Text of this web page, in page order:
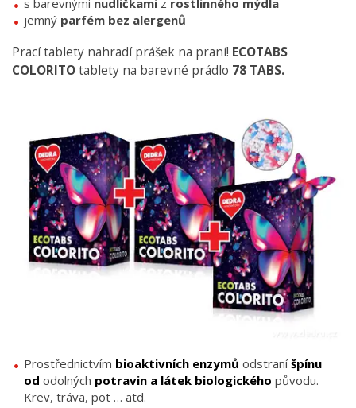
s barevnými nudličkami z rostlinného mýdla
jemný parfém bez alergenů
Prací tablety nahradí prášek na praní! ECOTABS
COLORITOtablety na barevné prádlo 78 TABS.
Prostřednictvím bioaktivních enzymů odstraní špínu
od odolných potravin a látek biologického původu.
Krev, tráva, pot … atd.